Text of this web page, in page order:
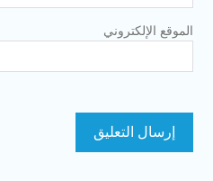
الموقع الإلكتروني